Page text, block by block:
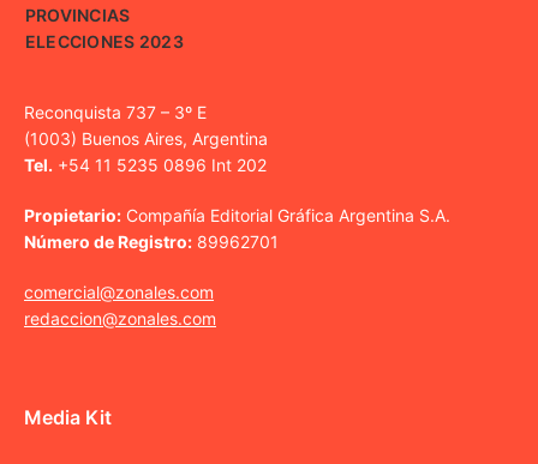
PROVINCIAS
ELECCIONES 2023
Reconquista 737 – 3º E
(1003) Buenos Aires, Argentina
Tel. +54 11 5235 0896 Int 202
Propietario: Compañía Editorial Gráfica Argentina S.A.
Número de Registro: 89962701
comercial@zonales.com
redaccion@zonales.com
Media Kit